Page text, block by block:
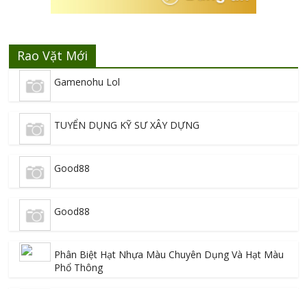
Rao Vặt Mới
Gamenohu Lol
TUYỂN DỤNG KỸ SƯ XÂY DỰNG
Good88
Good88
Phân Biệt Hạt Nhựa Màu Chuyên Dụng Và Hạt Màu
Phổ Thông